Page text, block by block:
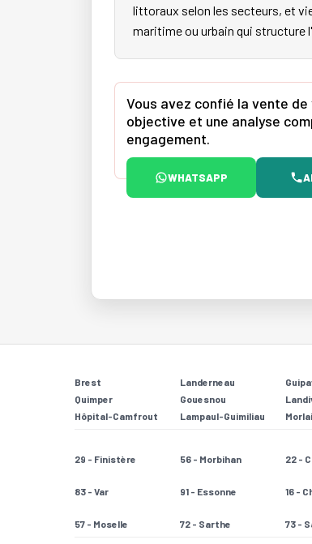
littoraux selon les secteurs, et
maritime ou urbain qui structure
Vous avez confié la vente
objective et une analyse
engagement.
WHATSAPP
Brest Landerneau
Quimper
Gouesnou
Hôpital-Camfrout
Lampaul-Guimiliau
29 - Finistère 56 - Morbihan 22 -
83 - Var 91 - Essonne 16 -
57 - Moselle
72 - Sarthe 73 -